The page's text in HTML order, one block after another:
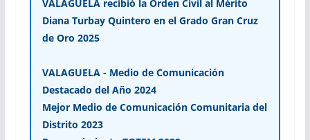
VALAGUELA recibió la Orden Civil al Mérito
Diana Turbay Quintero en el Grado Gran Cruz
de Oro 2025
VALAGUELA - Medio de Comunicación
Destacado del Año 2024
Mejor Medio de Comunicación Comunitaria del
Distrito 2023